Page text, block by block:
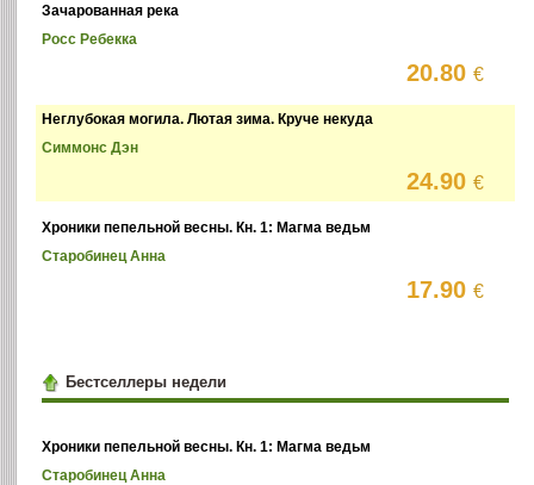
Зачарованная река
Росс Ребекка
20.80€
Неглубокая могила. Лютая зима. Круче некуда
Симмонс Дэн
24.90€
Хроники пепельной весны. Кн. 1: Магма ведьм
Старобинец Анна
17.90€
Бестселлеры недели
Хроники пепельной весны. Кн. 1: Магма ведьм
Старобинец Анна